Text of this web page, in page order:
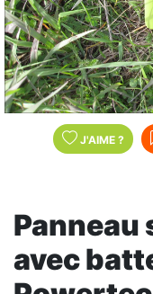
J'AIME ?
Panneau
avec